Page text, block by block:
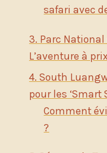
safari avec
3. Parc
L’aventure à
4. South
pour les ‘Smart
Comment
?